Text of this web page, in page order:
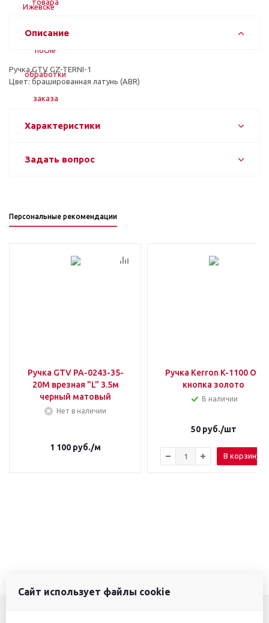
Описание
Ручка GTV GZ-TERNI-1
Цвет: брашированная латунь (ABR)
Характеристики
Задать вопрос
Персональные рекомендации
Ручка GTV PA-0243-35-
20M врезная "L" 3.5м
черный матовый
Нет в наличии
1 100 руб./м
Ручка Kerron K-1100 ОТ
кнопка золото
В наличии
50руб./шт
В корзину
Сайт использует файлы cookie